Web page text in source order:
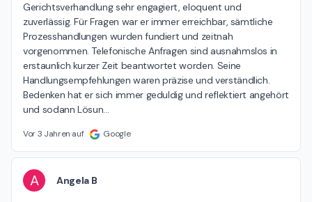
Gerichtsverhandlung sehr engagiert, eloquent und
zuverlässig. Für Fragen war er immer erreichbar, sämtliche
Prozesshandlungen wurden fundiert und zeitnah
vorgenommen. Telefonische Anfragen sind ausnahmslos in
erstaunlich kurzer Zeit beantwortet worden. Seine
Handlungsempfehlungen waren präzise und verständlich.
Bedenken hat er sich immer geduldig und reflektiert angehört
und sodann Lösun…
Vor 3 Jahren auf Google
A Angela B